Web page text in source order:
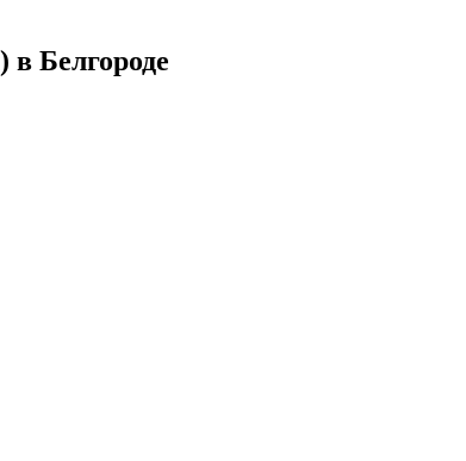
в Белгороде